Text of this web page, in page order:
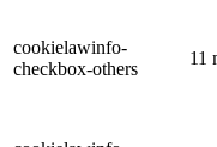
cookielawinfo-
checkbox-others
11